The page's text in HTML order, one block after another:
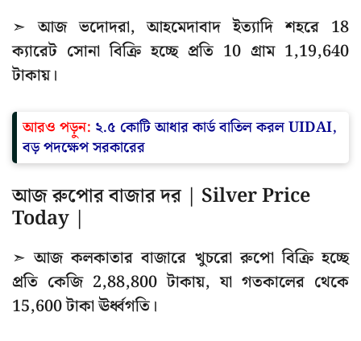
➣ আজ ভদোদরা, আহমেদাবাদ ইত্যাদি শহরে 18
ক্যারেট সোনা বিক্রি হচ্ছে প্রতি 10 গ্রাম 1,19,640
টাকায়।
আরও পড়ুন: ২.৫ কোটি আধার কার্ড বাতিল করল UIDAI,
বড় পদক্ষেপ সরকারের
আজ রুপোর বাজার দর | Silver Price
Today |
➣ আজ কলকাতার বাজারে খুচরো রুপো বিক্রি হচ্ছে
প্রতি কেজি 2,88,800 টাকায়, যা গতকালের থেকে
15,600 টাকা ঊর্ধ্বগতি।